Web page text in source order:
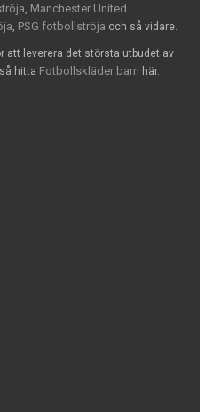
, Manchester United
, PSG fotbollströja och så vidare.
att leverera det största utbudet av
hitta Fotbollskläder barn här.